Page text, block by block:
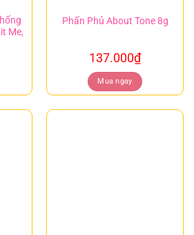
Me,
Phấn Phủ About Tone 8g
137.000₫
Mua ngay